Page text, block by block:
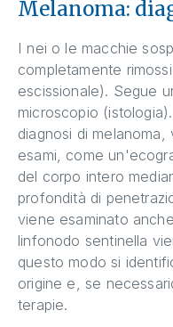
Melanoma:
I nei o le macchie
completamente
escissionale). Segue
microscopio
diagnosi di
esami, come
del corpo intero
profondità di
viene esaminato
linfonodo sentinella
questo modo si
origine e, se
terapie.